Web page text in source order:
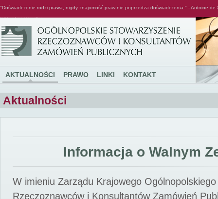
"Doświadczenie rodzi prawa, nigdy znajomość praw nie poprzedza doświadczenia." - Antoine de
AKTUALNOŚCI PRAWO LINKI KONTAKT
Aktualności
Informacja o Walnym
W imieniu Zarządu Krajowego
Rzeczoznawców i Konsultantów Zamówień